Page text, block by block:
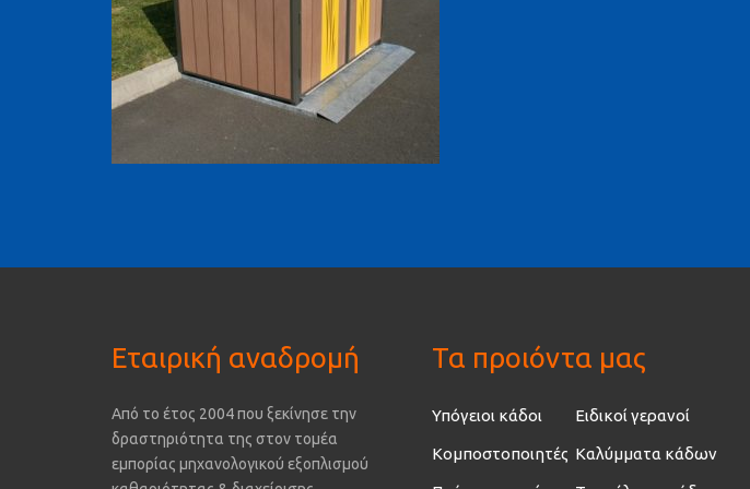
Εταιρική αναδρομή
Από το έτος 2004 που ξεκίνησε την
δραστηριότητα της στον τομέα
εμπορίας μηχανολογικού εξοπλισμού
Τα προιόντα μας
Υπόγειοι κάδοι Ειδικοί γερανοί
Κομποστοποιητές Καλύμματα κάδων